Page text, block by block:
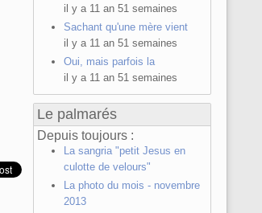
il y a 11 an 51 semaines
Sachant qu'une mère vient
il y a 11 an 51 semaines
Oui, mais parfois la
il y a 11 an 51 semaines
Le palmarés
Depuis toujours :
La sangria "petit Jesus en
culotte de velours"
La photo du mois - novembre
2013